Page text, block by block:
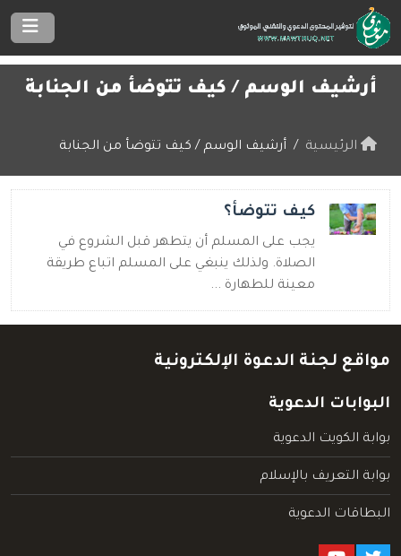
أرشيف الوسم / كيف تتوضأ من الجنابة
الرئيسية أرشيف الوسم / كيف تتوضأ من الجنابة
كيف تتوضأ؟
يجب على المسلم أن يتطهر قبل الشروع في
الصلاة. ولذلك ينبغي على المسلم اتباع طريقة
معينة للطهارة ...
مواقع لجنة الدعوة الإلكترونية
البوابات الدعوية
بوابة الكويت الدعوية
بوابة التعريف بالإسلام
البطاقات الدعوية